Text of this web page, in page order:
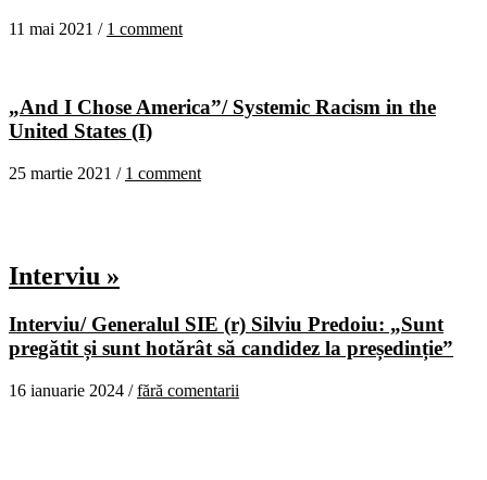
11 mai 2021 / 1 comment
„And I Chose America”/ Systemic Racism in the
United States (I)
25 martie 2021 / 1 comment
Interviu »
Interviu/ Generalul SIE (r) Silviu Predoiu: „Sunt
pregătit și sunt hotărât să candidez la președinție”
16 ianuarie 2024 /fără comentarii